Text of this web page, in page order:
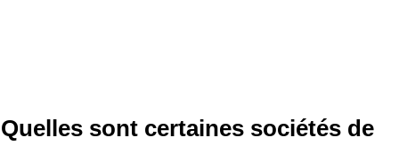
Quelles sont certaines sociétés de